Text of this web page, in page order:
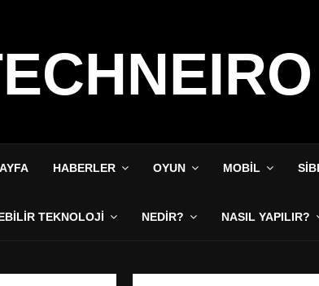
HABERLER OYUN MOBIL
TEKNOLOJI NEDIR? NASIL YAPILIR?